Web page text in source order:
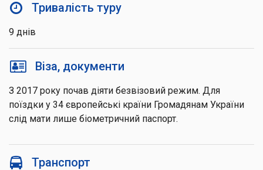
Тривалість туру
9 днів
Віза, документи
З 2017 року почав діяти безвізовий режим. Для
поїздки у 34 європейські країни Громадянам України
слід мати лише біометричний паспорт.
Транспорт